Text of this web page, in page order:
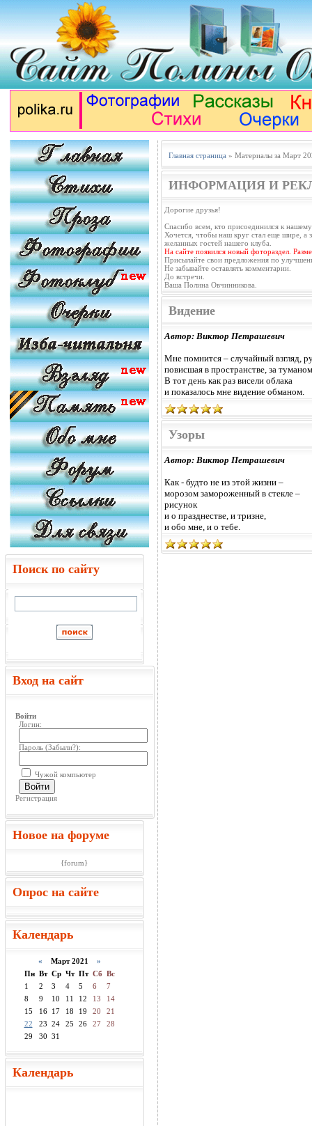
Поиск по сайту
Вход на сайт
Войти
Логин:
Пароль (Забыли?):
Чужой компьютер
Войти
Регистрация
Новое на форуме
{forum}
Опрос на сайте
Календарь
« Март 2021 »
Пн Вт Ср Чт Пт Сб Вс
1
2 3 4 5 6
7
8
9 10 11 12 13
14
15
16 17 18 19 20
21
22
23 24 25 26 27
28
29
30 31
Календарь
Главная страница » Материалы за Март
ИНФОРМАЦИЯ И
Дорогие друзья!
Спасибо всем, кто присоединился к
Хочется, чтобы наш круг стал еще шире, а
желанных гостей нашего клуба.
На сайте появился новый фотораздел.
Присылайте свои предложения по
Не забывайте оставлять комментарии.
До встречи.
Ваша Полина Овчинникова.
Видение
Автор: Виктор Петрашевич
Мне помнится – случайный взгляд,
повисшая в пространстве, за
В тот день как раз висели облака
и показалось мне видение обманом.
Узоры
Автор: Виктор Петрашевич
Как - будто не из этой жизни –
морозом замороженный в стекле –
рисунок
и о празднестве, и тризне,
и обо мне, и о тебе.